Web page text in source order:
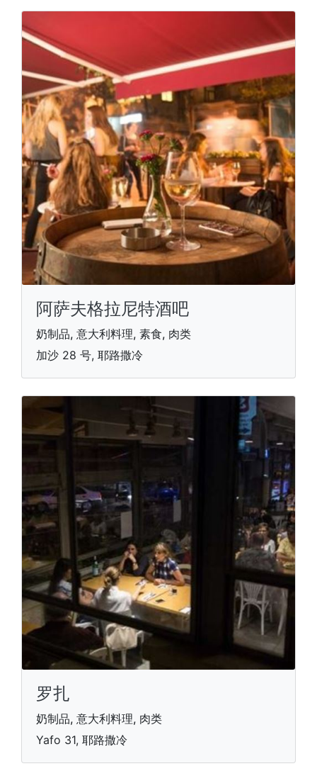
阿萨夫格拉尼特酒吧
奶制品, 意大利料理, 素食, 肉类
加沙 28 号, 耶路撒冷
罗扎
奶制品, 意大利料理, 肉类
Yafo 31, 耶路撒冷